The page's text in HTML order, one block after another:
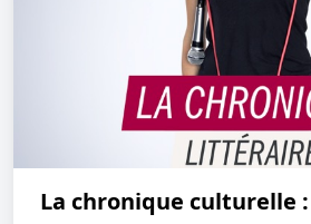
La chronique culturelle